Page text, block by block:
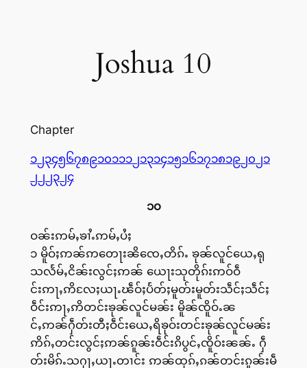
Joshua 10
Chapter
၁၂၃၄၅၆၇၈၉၁၀၁၁၁၂၁၃၁၄၁၅၁၆၁၇၁၈၁၉၂၀ ၂၁
၂၂ ၂၃၂၄
၁၀
ဝၼ်းဢမ်ႇၶၢႆႉဢမ်ႇပႆႈ
၁ မိူဝ်ႈဢၼ်ဢတေႃးၼိၸေႇတိၵ်ႉ ၶုၼ်လူင်ယေႇရု
သလႅမ်ႇငိၼ်းလွင်ႈဢၼ် ယေႃးသုတိုၵ်းဢဝ်ဝဵ
င်းဢႃႇဢိလႄႈယႃႉၽဵဝ်ႈပႅတ်ႈမူတ်းမူတ်းသဵင်ႈသဵင်ႈ
ဝဵင်းဢႃႇဢိတင်းၶုၼ်လူင်မၼ်း မိူၼ်ၸိူဝ်ႉၼ
င်ႇဢၼ်ႁဵတ်းတီႈဝဵင်းယေႇရိၶုဝ်းတင်းၶုၼ်လူင်မၼ်း
ဢိၵ်ႇတင်းလွင်ႈဢၼ်ၵူၼ်းဝဵင်းၵိပွင်ႇၸိူဝ်းၼၼ်ႉ ႁဵ
တ်းမိၵ်ႉသႁႃႇယႃႉတၢင်း ဢၼ်ထုၵ်ႇၵၼ်တင်းၵူၼ်းမဵ